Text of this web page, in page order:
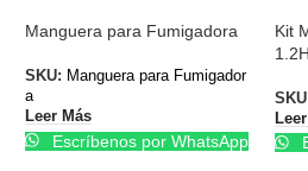
Manguera para Fumigadora
SKU: Manguera para Fumigador
a
Leer Más
Escríbenos por WhatsApp
Kit